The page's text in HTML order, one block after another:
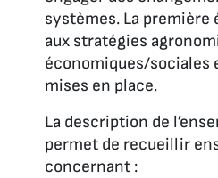
systèmes. La première
aux stratégies
économiques/
mises en place.
La description de
permet de recueillir
concernant :